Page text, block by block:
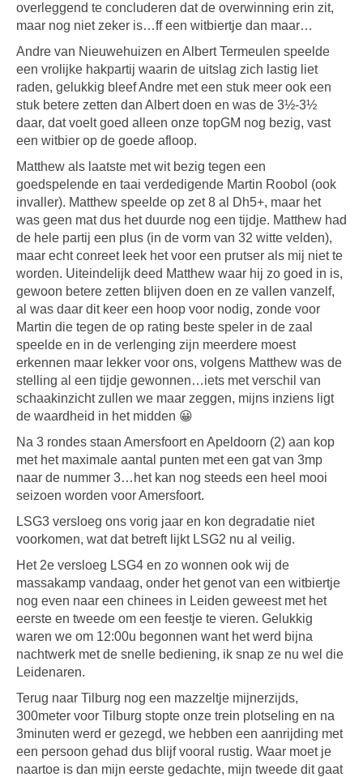
overleggend te concluderen dat de overwinning erin zit,
maar nog niet zeker is…ff een witbiertje dan maar…
Andre van Nieuwehuizen en Albert Termeulen speelde
een vrolijke hakpartij waarin de uitslag zich lastig liet
raden, gelukkig bleef Andre met een stuk meer ook een
stuk betere zetten dan Albert doen en was de 3½-3½
daar, dat voelt goed alleen onze topGM nog bezig, vast
een witbier op de goede afloop.
Matthew als laatste met wit bezig tegen een
goedspelende en taai verdedigende Martin Roobol (ook
invaller). Matthew speelde op zet 8 al Dh5+, maar het
was geen mat dus het duurde nog een tijdje. Matthew had
de hele partij een plus (in de vorm van 32 witte velden),
maar echt conreet leek het voor een prutser als mij niet te
worden. Uiteindelijk deed Matthew waar hij zo goed in is,
gewoon betere zetten blijven doen en ze vallen vanzelf,
al was daar dit keer een hoop voor nodig, zonde voor
Martin die tegen de op rating beste speler in de zaal
speelde en in de verlenging zijn meerdere moest
erkennen maar lekker voor ons, volgens Matthew was de
stelling al een tijdje gewonnen…iets met verschil van
schaakinzicht zullen we maar zeggen, mijns inziens ligt
de waardheid in het midden 😀
Na 3 rondes staan Amersfoort en Apeldoorn (2) aan kop
met het maximale aantal punten met een gat van 3mp
naar de nummer 3…het kan nog steeds een heel mooi
seizoen worden voor Amersfoort.
LSG3 versloeg ons vorig jaar en kon degradatie niet
voorkomen, wat dat betreft lijkt LSG2 nu al veilig.
Het 2e versloeg LSG4 en zo wonnen ook wij de
massakamp vandaag, onder het genot van een witbiertje
nog even naar een chinees in Leiden geweest met het
eerste en tweede om een feestje te vieren. Gelukkig
waren we om 12:00u begonnen want het werd bijna
nachtwerk met de snelle bediening, ik snap ze nu wel die
Leidenaren.
Terug naar Tilburg nog een mazzeltje mijnerzijds,
300meter voor Tilburg stopte onze trein plotseling en na
3minuten werd er gezegd, we hebben een aanrijding met
een persoon gehad dus blijf vooral rustig. Waar moet je
naartoe is dan mijn eerste gedachte, mijn tweede dit gaat